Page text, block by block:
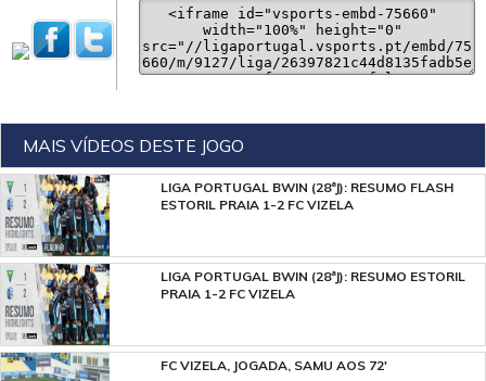
MAIS VÍDEOS DESTE JOGO
LIGA PORTUGAL BWIN (28ªJ): RESUMO FLASH
ESTORIL PRAIA 1-2 FC VIZELA
LIGA PORTUGAL BWIN (28ªJ): RESUMO ESTORIL
PRAIA 1-2 FC VIZELA
FC VIZELA, JOGADA, SAMU AOS 72'